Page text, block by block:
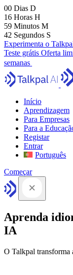
00 Dias D
16 Horas H
59 Minutos M
41 Segundos S
Experimenta o
Teste grátis Oferta
semanas
Início
Aprendizagem
Para Empresas
Para a
Registar
Entrar
Português
Começar
Aprenda
IA
O Talkpal transforma